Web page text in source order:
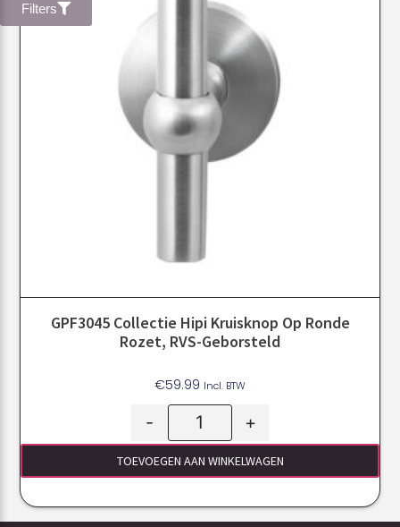
Filters
GPF3045 Collectie Hipi Kruisknop Op Ronde
Rozet, RVS-Geborsteld
€59.99 Incl. BTW
- +
TOEVOEGEN AAN WINKELWAGEN